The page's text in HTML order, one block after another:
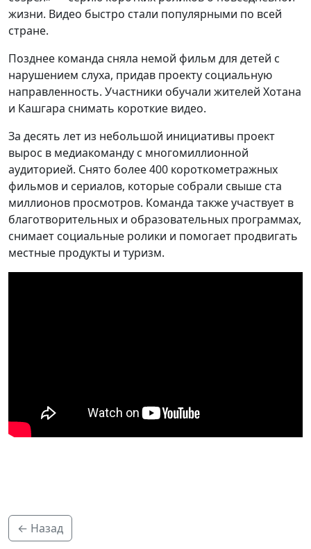
жизни. Видео быстро стали популярными по всей
стране.
Позднее команда сняла немой фильм для детей с
нарушением слуха, придав проекту социальную
направленность. Участники обучали жителей Хотана
и Кашгара снимать короткие видео.
За десять лет из небольшой инициативы проект
вырос в медиакоманду с многомиллионной
аудиторией. Снято более 400 короткометражных
фильмов и сериалов, которые собрали свыше ста
миллионов просмотров. Команда также участвует в
благотворительных и образовательных программах,
снимает социальные ролики и помогает продвигать
местные продукты и туризм.
← Назад